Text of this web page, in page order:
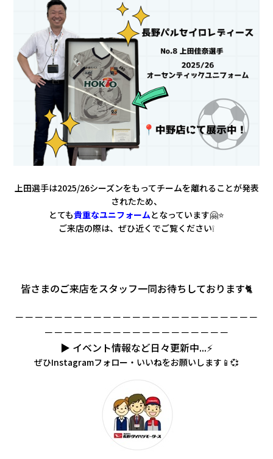
上田選手は2025/26シーズンをもってチームを離れることが発表
されたため、
とても貴重なユニフォームとなっています🤗⭐
ご来店の際は、ぜひ近くでご覧ください❕
皆さまのご来店をスタッフ一同お待ちしております🐈
－－－－－－－－－－－－－－－－－－－－－－－－－
－－－－－－－－－－－－－－－－－－－
▶ イベント情報など日々更新中...⚡
ぜひInstagramフォロー・いいねをお願いします📱💞